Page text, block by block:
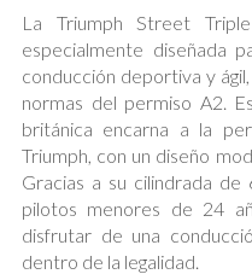
La Triumph Street
especialmente diseñada
conducción deportiva y
normas del permiso A2.
británica encarna a la
Triumph, con un diseño
Gracias a su cilindrada
pilotos menores de 24
disfrutar de una
dentro de la legalidad.